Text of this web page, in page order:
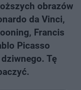
obrazów
da Vinci,
Francis
Picasso
Tę